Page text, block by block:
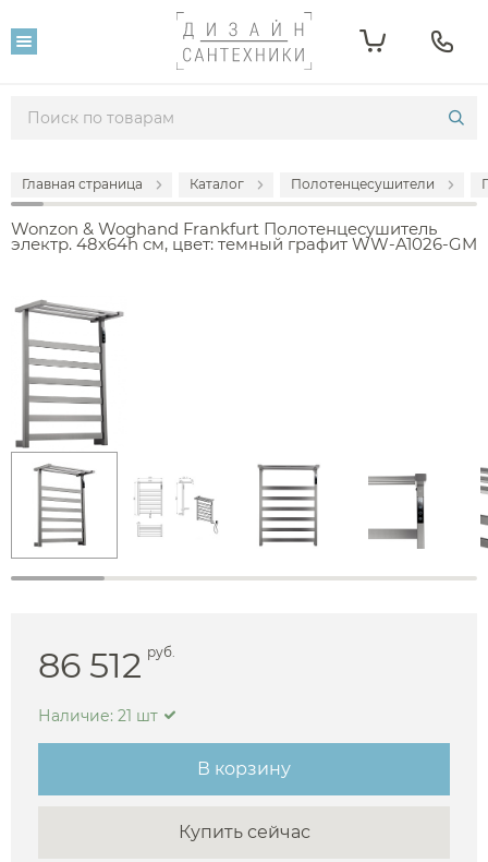
Главная страница Каталог Полотенцесушители
Wonzon & Woghand Frankfurt Полотенцесушитель
электр. 48х64h см, цвет: темный графит WW-A1026-GM
86 512 руб.
Наличие: 21 шт
В корзину
Купить сейчас